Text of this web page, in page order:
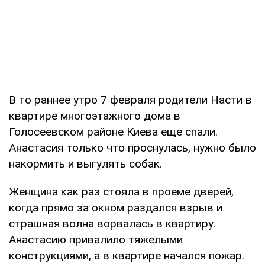
В то раннее утро 7 февраля родители Насти в
квартире многоэтажного дома в
Голосеевском районе Киева еще спали.
Анастасия только что проснулась, нужно было
накормить и выгулять собак.
Женщина как раз стояла в проеме дверей,
когда прямо за окном раздался взрыв и
страшная волна ворвалась в квартиру.
Анастасию привалило тяжелыми
конструкциями, а в квартире начался пожар.